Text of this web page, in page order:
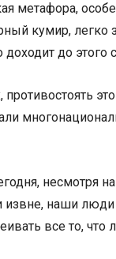
метафора,
кумир,
доходит до этого
противостоять
несмотря
извне, наши
все то,